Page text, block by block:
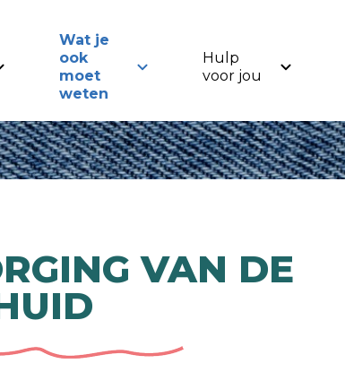
Wat je
ook
moet
weten
Hulp
voor jou
VAN DE